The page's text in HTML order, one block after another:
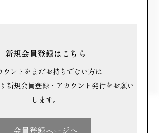
の他の商品
新規会員登録はこちら
ウントをまだお持ちでない方は
新規会員登録・アカウント発行をお願い
します。
会員登録ページへ